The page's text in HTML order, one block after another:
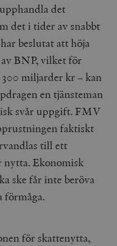
det
det i tider av snabbt
beslutat att höja
BNP, vilket för
miljarder kr – kan
en tjänsteman
svår uppgift. FMV
faktiskt
till ett
nytta. Ekonomisk
ske får inte beröva
förmåga.
för skattenytta,